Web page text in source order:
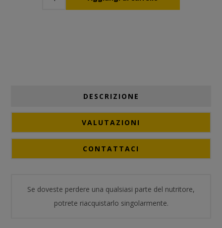
DESCRIZIONE
VALUTAZIONI
CONTATTACI
Se doveste perdere una qualsiasi parte del nutritore,
potrete riacquistarlo singolarmente.